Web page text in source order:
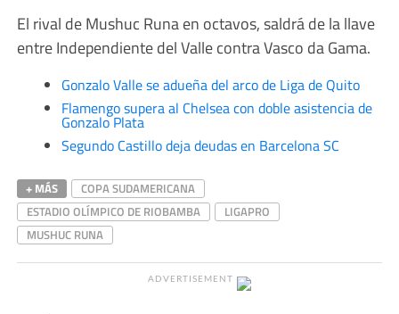
El rival de Mushuc Runa en octavos, saldrá de la llave
entre Independiente del Valle contra Vasco da Gama.
Gonzalo Valle se adueña del arco de Liga de Quito
Flamengo supera al Chelsea con doble asistencia de
Gonzalo Plata
Segundo Castillo deja deudas en Barcelona SC
+ MÁS
COPA SUDAMERICANA
ESTADIO OLÍMPICO DE RIOBAMBA
LIGAPRO
MUSHUC RUNA
ADVERTISEMENT